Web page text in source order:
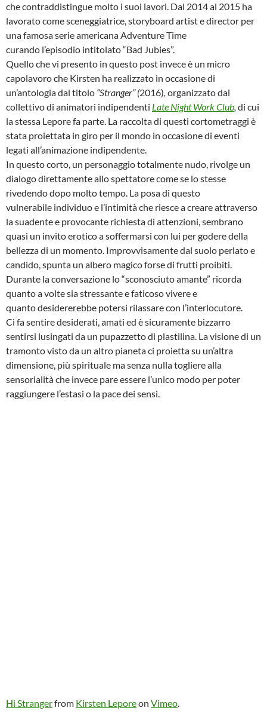
che contraddistingue molto i suoi lavori. Dal 2014 al 2015 ha
lavorato come sceneggiatrice, storyboard artist e director per
una famosa serie americana Adventure Time
curando l’episodio intitolato “Bad Jubies”.
Quello che vi presento in questo post invece è un micro
capolavoro che Kirsten ha realizzato in occasione di
un’antologia dal titolo “Stranger” (2016), organizzatodal
collettivo di animatori indipendenti Late Night Work Club, di cui
la stessa Lepore fa parte. La raccolta di questi cortometraggi è
stata proiettata in giro per il mondo in occasione di eventi
legati all’animazione indipendente.
In questo corto, un personaggio totalmente nudo, rivolge un
dialogo direttamente allo spettatore come se lo stesse
rivedendo dopo molto tempo. La posa di questo
vulnerabile individuo e l’intimità che riesce a creare attraverso
la suadente e provocante richiesta di attenzioni, sembrano
quasi un invito erotico a soffermarsi con lui per godere della
bellezza di un momento. Improvvisamente dal suolo perlato e
candido, spunta un albero magico forse di frutti proibiti.
Durante la conversazione lo “sconosciuto amante” ricorda
quanto a volte sia stressante e faticoso vivere e
quanto desidererebbe potersi rilassare con l’interlocutore.
Ci fa sentire desiderati, amati ed è sicuramente bizzarro
sentirsi lusingati da un pupazzetto di plastilina. La visione di un
tramonto visto da un altro pianeta ci proietta su un’altra
dimensione, più spirituale ma senza nulla togliere alla
sensorialità che invece pare essere l’unico modo per poter
raggiungere l’estasi o la pace dei sensi.
Hi Strangerfrom Kirsten Leporeon Vimeo.